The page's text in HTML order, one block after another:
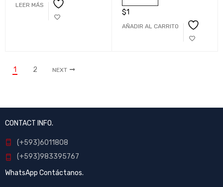
LEER MÁS
$1
AÑADIR AL CARRITO
1 2 NEXT
CONTACT INFO.
(+593)6011808
(+593)983395767
WhatsApp Contáctanos.